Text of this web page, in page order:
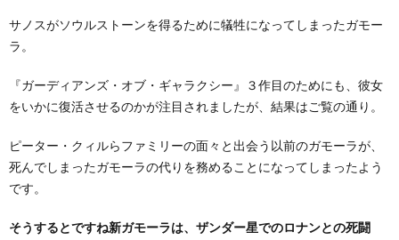
サノスがソウルストーンを得るために犠牲になってしまったガモー
ラ。
『ガーディアンズ・オブ・ギャラクシー』３作目のためにも、彼女
をいかに復活させるのかが注目されましたが、結果はご覧の通り。
ピーター・クィルらファミリーの面々と出会う以前のガモーラが、
死んでしまったガモーラの代りを務めることになってしまったよう
です。
そうするとですね新ガモーラは、ザンダー星でのロナンとの死闘